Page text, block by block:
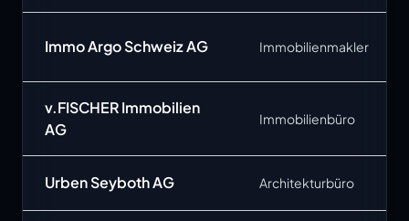
Immo Argo Schweiz AG Immobilienmakler
v.FISCHER Immobilien
AG
Immobilienbüro
Urben Seyboth AG Architekturbüro